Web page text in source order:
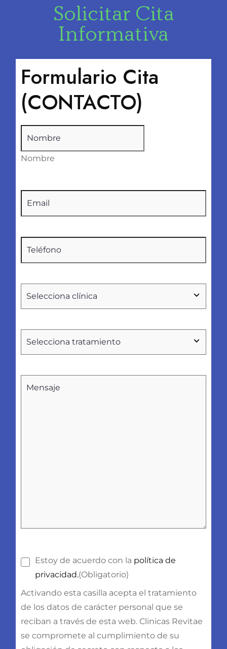
Solicitar Cita
Informativa
Formulario Cita
(CONTACTO)
Nombre
Nombre
Consentimiento (Obligatorio)
Estoy de acuerdo con la política de
privacidad.(Obligatorio)
Activando esta casilla acepta el tratamiento
de los datos de carácter personal que se
reciban a través de esta web. Clinicas Revitae
se compromete al cumplimiento de su